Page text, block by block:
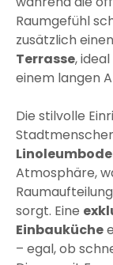
Raumgefühl
zusätzlich einen
Terrasse,
einem langen
Die stilvolle
Atmosphäre,
sorgt. Eine
Einbauküche
– egal, ob